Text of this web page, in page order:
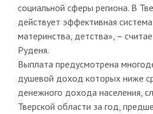
социальной сферы региона. В
действует эффективная
материнства, детства», –
Руденя.
Выплата предусмотрена
душевой доход которых ниже
денежного дохода населения,
Тверской области за год,